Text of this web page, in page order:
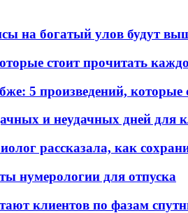
на богатый улов будут
стоит прочитать
5 произведений,
и неудачных дней для
рассказала, как
нумерологии для отпуска
клиентов по фазам